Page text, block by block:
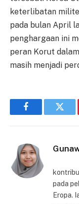
keterlibatan
pada bulan April
penghargaan ini
peran Korut
masih menjadi
Facebook
pada
Eropa.